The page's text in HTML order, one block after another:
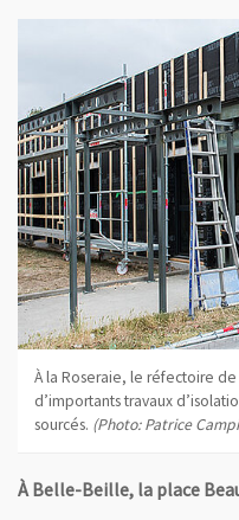
À la Roseraie, le réfectoire de
d’importants travaux
sourcés. (Photo: Patrice
À Belle-Beille, la place